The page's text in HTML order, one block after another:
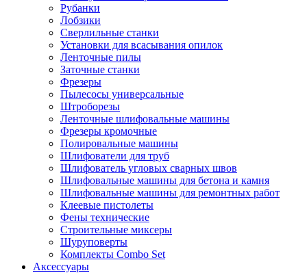
Рубанки
Лобзики
Сверлильные станки
Установки для всасывания опилок
Ленточные пилы
Заточные станки
Фрезеры
Пылесосы универсальные
Штроборезы
Ленточные шлифовальные машины
Фрезеры кромочные
Полировальные машины
Шлифователи для труб
Шлифователь угловых сварных швов
Шлифовальные машины для бетона и камня
Шлифовальные машины для ремонтных работ
Клеевые пистолеты
Фены технические
Строительные миксеры
Шуруповерты
Комплекты Combo Set
Аксессуары